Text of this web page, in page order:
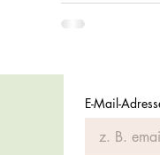
E-Mail-